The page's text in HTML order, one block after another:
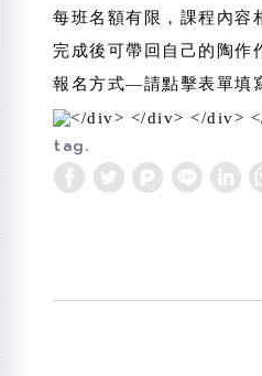
每班名額有限，課程內容
完成後可帶回自己的陶作
報名方式—請點擊表單填
tag.